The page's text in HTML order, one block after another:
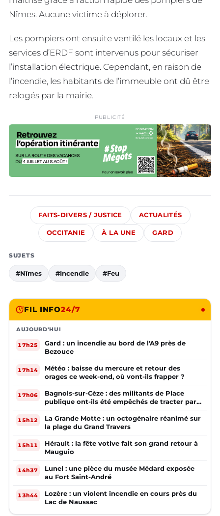
Nîmes. Aucune victime à déplorer.
Les pompiers ont ensuite ventilé les locaux et les
services d’ERDF sont intervenus pour sécuriser
l’installation électrique. Cependant, en raison de
l’incendie, les habitants de l’immeuble ont dû être
relogés par la mairie.
PUBLICITÉ
FAITS-DIVERS / JUSTICE ACTUALITÉS
OCCITANIE À LA UNE GARD
SUJETS
#Nîmes #Incendie #Feu
FIL INFO24/7
AUJOURD'HUI
17h25
Gard : un incendie au bord de l'A9 près de
Bezouce
17h14
Météo : baisse du mercure et retour des
orages ce week-end, où vont-ils frapper ?
17h06
Bagnols-sur-Cèze : des militants de Place
publique ont-ils été empêchés de tracter par
la mairie ?
15h12
La Grande Motte : un octogénaire réanimé sur
la plage du Grand Travers
15h11
Hérault : la fête votive fait son grand retour à
Mauguio
14h37
Lunel : une pièce du musée Médard exposée
au Fort Saint-André
13h44
Lozère : un violent incendie en cours près du
Lac de Naussac